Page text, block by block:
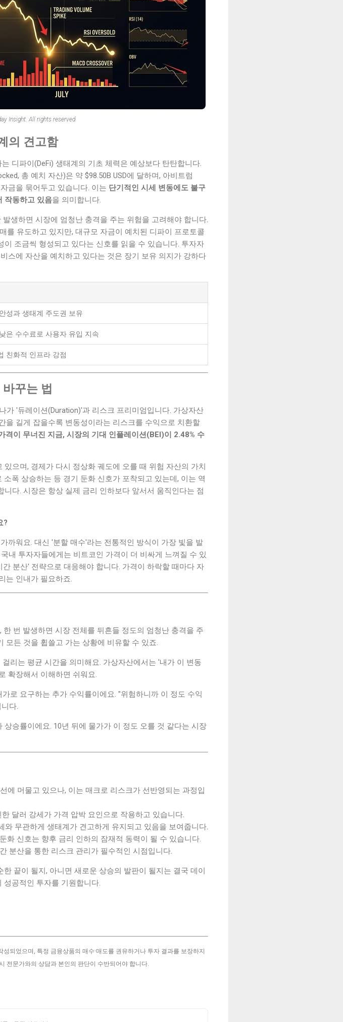
Insight. All rights reserved.
의 견고함
디파이(DeFi) 생태계의 기초 체력은 예상보다 탄탄합니다.
총 예치 자산)은 약 $98.50B USD에 달하며, 아비트럼
금을 묶어두고 있습니다. 이는 단기적인 시세 변동에도 불구
작동하고 있음을 의미합니다.
생하면 시장에 엄청난 충격을 주는 위험을 고려해야 합니다.
를 유도하고 있지만, 대규모 자금이 예치된 디파이 프로토콜
조금씩 형성되고 있다는 신호를 읽을 수 있습니다. 투자자
스에 자산을 예치하고 있다는 것은 장기 보유 의지가 강하다
성과 생태계 주도권 보유
은 수수료로 사용자 유입 지속
친화적 인프라 강점
꾸는 법
'듀레이션(Duration)'과 리스크 프리미엄입니다. 가상자산
을 길게 잡을수록 변동성이라는 리스크를 수익으로 치환할
격이 무너진 지금, 시장의 기대 인플레이션(BEI)이 2.48% 수
으며, 경제가 다시 정상화 궤도에 오를 때 위험 자산의 가치
폭 상승하는 등 경기 둔화 신호가 포착되고 있는데, 이는 역
다. 시장은 항상 실제 금리 인하보다 앞서서 움직인다는 점
?
까워요. 대신 '분할 매수'라는 전통적인 방식이 가장 빛을 발
내 투자자들에게는 비트코인 가격이 더 비싸게 느껴질 수 있
분산' 전략으로 대응해야 합니다. 가격이 하락할 때마다 자
는 인내가 필요하죠.
번 발생하면 시장 전체를 뒤흔들 정도의 엄청난 충격을 주
모든 것을 휩쓸고 가는 상황에 비유할 수 있죠.
리는 평균 시간을 의미해요. 가상자산에서는 '내가 이 변동
확장해서 이해하면 쉬워요.
로 요구하는 추가 수익률이에요. "위험하니까 이 정도 수익
다.
상승률이에요. 10년 뒤에 물가가 이 정도 오를 것 같다는 시장
에 머물고 있으나, 이는 매크로 리스크가 선반영되는 과정입
달러 강세가 가격 압박 요인으로 작용하고 있습니다.
무관하게 생태계가 견고하게 유지되고 있음을 보여줍니다.
화 신호는 향후 금리 인하의 잠재적 동력이 될 수 있습니다.
분산을 통한 리스크 관리가 필수적인 시점입니다.
끝이 될지, 아니면 새로운 상승의 발판이 될지는 결국 데이
성공적인 투자를 기원합니다.
되었으며, 특정 금융상품의 매수·매도를 권유하거나 투자 결과를 보장하지
전문가와의 상담과 본인의 판단이 수반되어야 합니다.